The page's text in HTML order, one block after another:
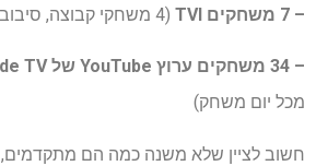
– 7 משחקים TVI (4 משחקי קבוצה, סיבוב 32 אחד, 1 QF, 1 SF)
– 34 משחקים ערוץ YouTube של LiveMode TV
מכל יום משחק)
חשוב לציין שלא משנה כמה הם מתקדמים,